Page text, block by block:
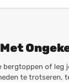
of
te